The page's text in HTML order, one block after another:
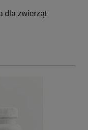
dla zwierząt